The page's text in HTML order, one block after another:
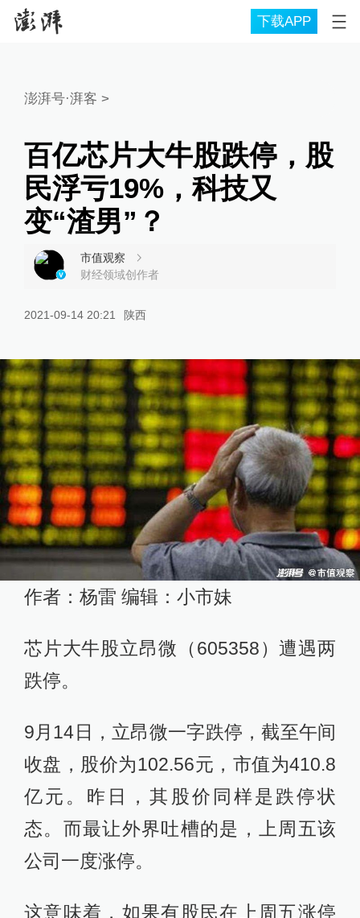
下载APP
澎湃号·湃客 >
百亿芯片大牛股跌停，股
民浮亏19%，科技又
变“渣男”？
市值观察
财经领域创作者
2021-09-14 20:21 陕西
作者：杨雷 编辑：小市妹
芯片大牛股立昂微（605358）遭遇两
跌停。
9月14日，立昂微一字跌停，截至午间
收盘，股价为102.56元，市值为410.8
亿元。昨日，其股价同样是跌停状
态。而最让外界吐槽的是，上周五该
公司一度涨停。
这意味着，如果有股民在上周五涨停